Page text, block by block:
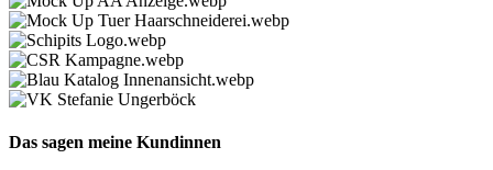
Das sagen meine Kundinnen ​